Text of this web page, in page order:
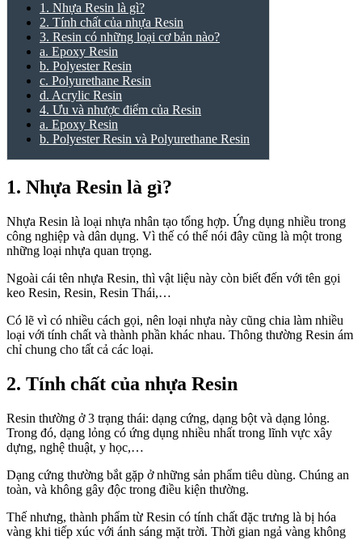
1. Nhựa Resin là gì?
2. Tính chất của nhựa Resin
3. Resin có những loại cơ bản nào?
a. Epoxy Resin
b. Polyester Resin
c. Polyurethane Resin
d. Acrylic Resin
4. Ưu và nhược điểm của Resin
a. Epoxy Resin
b. Polyester Resin và Polyurethane Resin
1. Nhựa Resin là gì?
Nhựa Resin là loại nhựa nhân tạo tổng hợp. Ứng dụng nhiều trong
công nghiệp và dân dụng. Vì thế có thể nói đây cũng là một trong
những loại nhựa quan trọng.
Ngoài cái tên nhựa Resin, thì vật liệu này còn biết đến với tên gọi
keo Resin, Resin, Resin Thái,…
Có lẽ vì có nhiều cách gọi, nên loại nhựa này cũng chia làm nhiều
loại với tính chất và thành phần khác nhau. Thông thường Resin ám
chỉ chung cho tất cả các loại.
2. Tính chất của nhựa Resin
Resin thường ở 3 trạng thái: dạng cứng, dạng bột và dạng lỏng.
Trong đó, dạng lỏng có ứng dụng nhiều nhất trong lĩnh vực xây
dựng, nghệ thuật, y học,…
Dạng cứng thường bắt gặp ở những sản phẩm tiêu dùng. Chúng an
toàn, và không gây độc trong điều kiện thường.
Thế nhưng, thành phẩm từ Resin có tính chất đặc trưng là bị hóa
vàng khi tiếp xúc với ánh sáng mặt trời. Thời gian ngả vàng không